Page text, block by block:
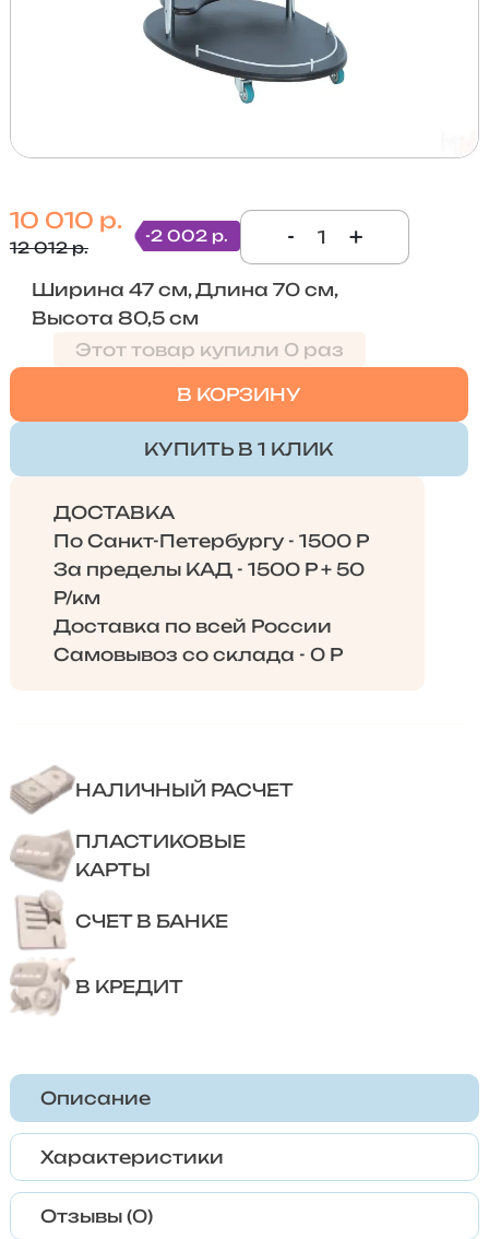
10 010 р.
12 012 р.
-2 002 р. - +
Ширина 47 см, Длина 70 см,
Высота 80,5 см
Этот товар купили 0 раз
В КОРЗИНУ
КУПИТЬ В 1 КЛИК
ДОСТАВКА
По Санкт-Петербургу - 1500 Р
За пределы КАД - 1500 Р + 50
Р/км
Доставка по всей России
Самовывоз со склада - 0 Р
НАЛИЧНЫЙ РАСЧЕТ
ПЛАСТИКОВЫЕ
КАРТЫ
СЧЕТ В БАНКЕ
В КРЕДИТ
Описание
Характеристики
Отзывы (0)